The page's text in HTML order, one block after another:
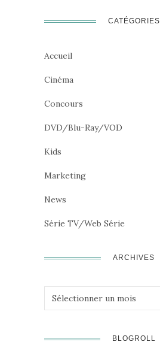
CATÉGORIES
Accueil
Cinéma
Concours
DVD/Blu-Ray/VOD
Kids
Marketing
News
Série TV/Web Série
ARCHIVES
Archives
BLOGROLL